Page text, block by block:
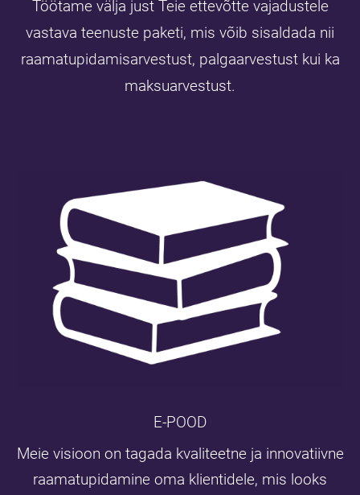
Töötame välja just Teie ettevõtte vajadustele
vastava teenuste paketi, mis võib sisaldada nii
raamatupidamisarvestust, palgaarvestust kui ka
maksuarvestust.
E-POOD
Meie visioon on tagada kvaliteetne ja innovatiivne
raamatupidamine oma klientidele, mis looks